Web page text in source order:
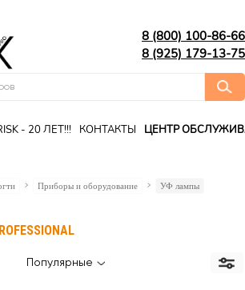
8 (800) 100-86-66
8 (925) 179-13-75
- 20 ЛЕТ!!! КОНТАКТЫ
ЦЕНТР
Приборы и оборудование УФ лампы
Популярные